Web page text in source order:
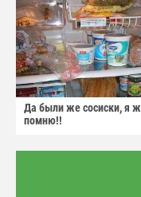
Да были же сосиски, я ж
помню!!